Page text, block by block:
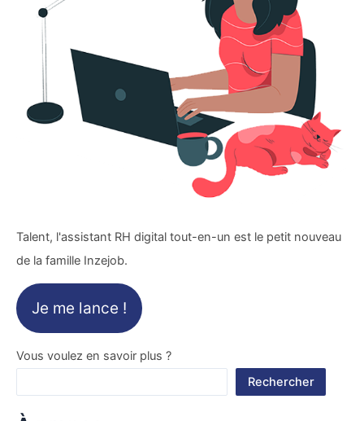
Talent, l'assistant RH digital tout-en-un est le petit nouveau
de la famille Inzejob.
Je me lance !
Vous voulez en savoir plus ?
Rechercher